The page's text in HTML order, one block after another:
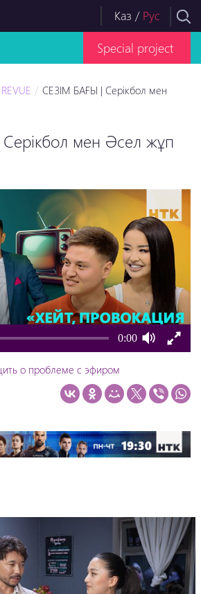
Каз / Рус
Special project
REVUE
СЕЗІМ БАҒЫ | Серікбол мен
мен Әсел жұп
0:00
о проблеме с эфиром